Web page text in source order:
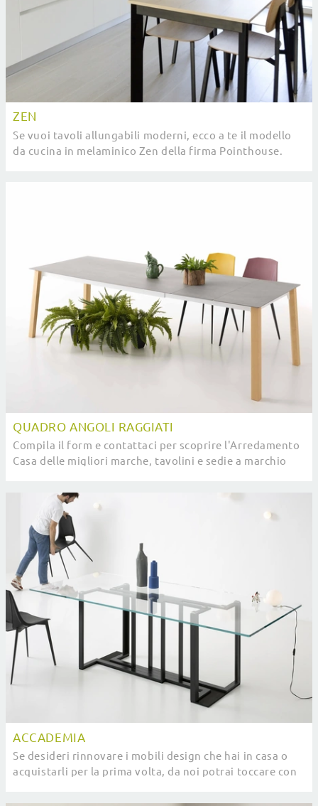
ZEN
Se vuoi tavoli allungabili moderni, ecco a te il modello
da cucina in melaminico Zen della firma Pointhouse.
QUADRO ANGOLI RAGGIATI
Compila il form e contattaci per scoprire l'Arredamento
Casa delle migliori marche, tavolini e sedie a marchio
ACCADEMIA
Se desideri rinnovare i mobili design che hai in casa o
acquistarli per la prima volta, da noi potrai toccare con